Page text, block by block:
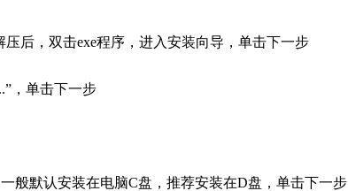
后，双击exe程序，进入安装向导，单击下一步
，单击下一步
般默认安装在电脑C盘，推荐安装在D盘，单击下一步